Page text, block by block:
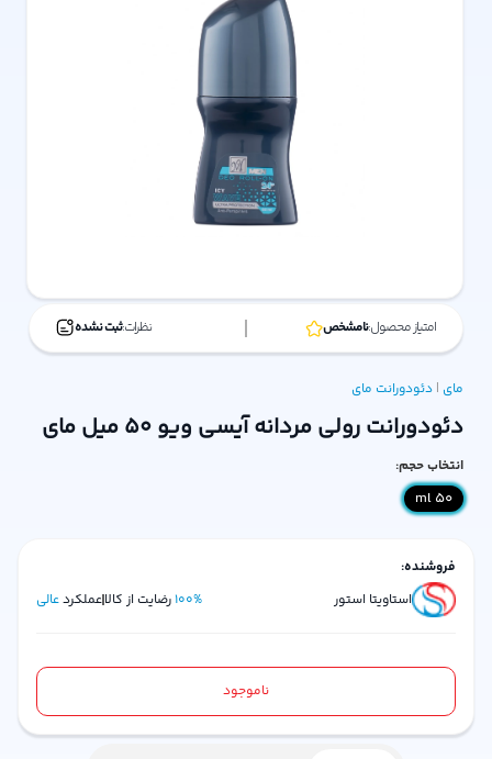
امتیاز محصول:نامشخص نظرات:ثبت نشده
مای | دئودورانت مای
دئودورانت رولی مردانه آیسی ویو 50 میل مای
انتخاب حجم:
50 ml
فروشنده:
استاویتا استور
100% رضایت از کالاعملکردعالی
ناموجود